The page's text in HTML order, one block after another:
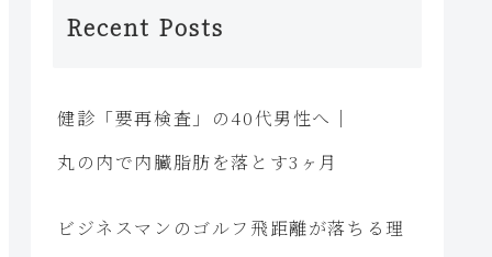
Recent Posts
健診「要再検査」の40代男性へ｜
丸の内で内臓脂肪を落とす3ヶ月
ビジネスマンのゴルフ飛距離が落ちる理